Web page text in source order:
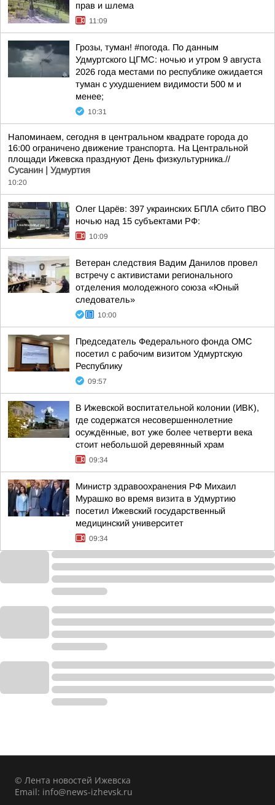
прав и шлема
11:09
Грозы, туман! #погода. По данным
Удмуртского ЦГМС: ночью и утром 9 августа
2026 года местами по республике ожидается
туман с ухудшением видимости 500 м и
менее;
10:31
Напоминаем, сегодня в центральном квадрате города до
16:00 ограничено движение транспорта. На Центральной
площади Ижевска празднуют День физкультурника.//
Сусанин | Удмуртия
10:20
Олег Царёв: 397 украинских БПЛА сбито ПВО
ночью над 15 субъектами РФ:
10:09
Ветеран следствия Вадим Данилов провел
встречу с активистами регионального
отделения молодежного союза «Юный
следователь»
10:00
Председатель Федерального фонда ОМС
посетил с рабочим визитом Удмуртскую
Республику
09:57
В Ижевской воспитательной колонии (ИВК),
где содержатся несовершеннолетние
осуждённые, вот уже более четверти века
стоит небольшой деревянный храм
09:34
Министр здравоохранения РФ Михаил
Мурашко во время визита в Удмуртию
посетил Ижевский государственный
медицинский университет
09:34
© Лента новостей Ижевска
Email: info@news-izhevsk.ru